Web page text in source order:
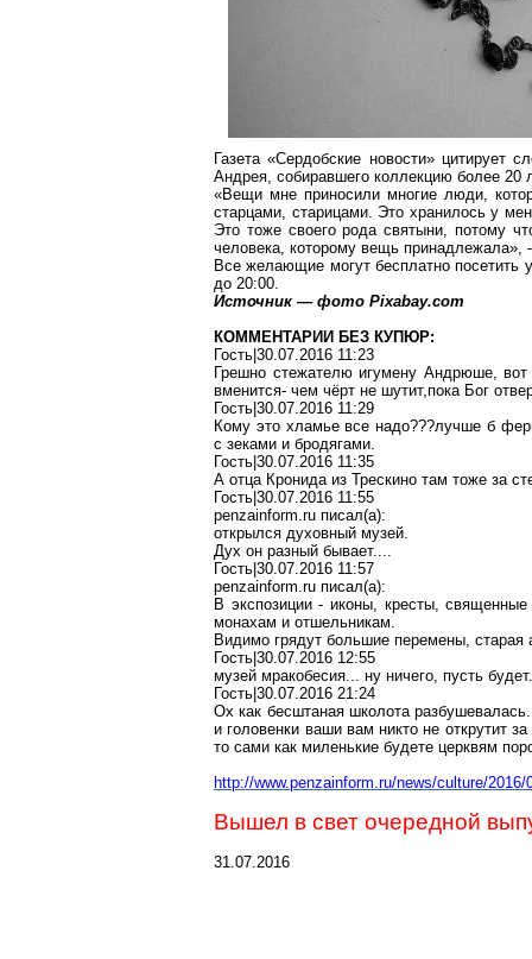
Газета «Сердобские новости» цитирует
Андрея, собиравшего коллекцию более 20
«Вещи мне приносили многие люди,
старцами, старицами. Это хранилось у
Это тоже своего рода святыни, потому
человека, которому вещь принадлежала»,
Все желающие могут бесплатно посетить
до 20:00.
Источник — фото Pixabay.com
КОММЕНТАРИИ БЕЗ КУПЮР:
Гость|30.07.2016 11:23
Грешно стежателюигумену Андрюше, вот
вменится- чем чёрт не шутит,покаБог
Гость|30.07.2016 11:29
Кому это хламье всенадо???лучше б
с зеками и бродягами.
Гость|30.07.2016 11:35
А отца Кронидаиз Трескино там тоже за
Гость |30.07.2016 11:55
penzainform.ru писал(a):
открылся духовный музей.
Дух он разный бывает....
Гость |30.07.2016 11:57
penzainform.ru писал(a):
В экспозиции - иконы, кресты,
монахам и отшельникам.
Видимо грядут большие перемены,
Гость|30.07.2016 12:55
музей мракобесия... ну ничего, пусть
Гость|30.07.2016 21:24
Ох как бесштаная школота
и головенки ваши вам никто не открутит
то сами как миленькие будете церквям
http://www.penzainform.ru/news/culture/
Вышел в свет очередной
31.07.2016